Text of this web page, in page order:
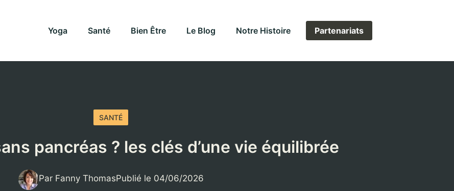
Yoga Santé Bien Être Le Blog Notre Histoire Partenariats
SANTÉ
pancréas ? les clés d’une vie équilibrée
Par Fanny ThomasPublié le 04/06/2026